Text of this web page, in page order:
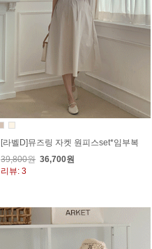
[라벨D]뮤즈링 자켓 원피스set*임부복
39,800원 36,700원
리뷰: 3